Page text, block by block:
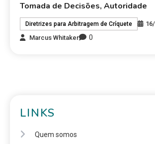
Tomada de Decisões, Autoridade
Diretrizes para Arbitragem de Críquete
Marcus Whitaker
0
LINKS
Quem somos